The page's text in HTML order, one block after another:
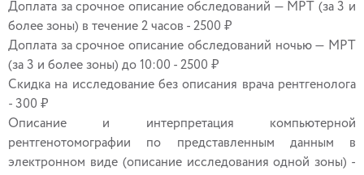
Доплата за срочное описание обследований — МРТ (за 3 и
более зоны) в течение 2 часов - 2500 ₽
Доплата за срочное описание обследований ночью — МРТ
(за 3 и более зоны) до 10:00 - 2500 ₽
Скидка на исследование без описания врача рентгенолога
- 300 ₽
Описание и интерпретация компьютерной
рентгенотомографии по представленным данным в
электронном виде (описание исследования одной зоны) -